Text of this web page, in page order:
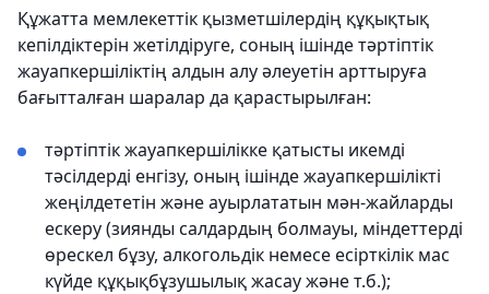
Құжатта мемлекеттік қызметшілердің құқықтық
кепілдіктерін жетілдіруге, соның ішінде тәртіптік
жауапкершіліктің алдын алу әлеуетін арттыруға
бағытталған шаралар да қарастырылған:
тәртіптік жауапкершілікке қатысты икемді
тәсілдерді енгізу, оның ішінде жауапкершілікті
жеңілдететін және ауырлататын мән-жайларды
ескеру (зиянды салдардың болмауы, міндеттерді
өрескел бұзу, алкогольдік немесе есірткілік мас
күйде құқықбұзушылық жасау және т.б.);